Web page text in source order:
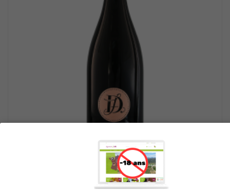
SAINT AMOUR 2020 - DOMAINE...
A PARTIR DE13,30 €PAR 6 BTLLES